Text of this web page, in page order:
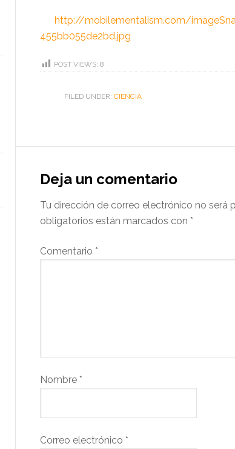
http://mobilementalism.com/
455bb055de2bd.jpg
POST VIEWS: 8
FILED UNDER: CIENCIA
Deja un comentario
Tu dirección de correo electrónico no será
obligatorios están marcados con *
Comentario *
Nombre *
Correo electrónico *